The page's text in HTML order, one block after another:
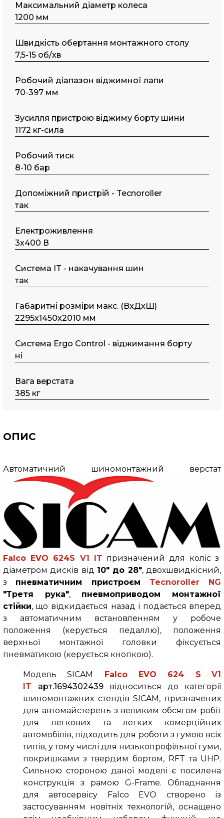
Максимальний діаметр колеса
1200 мм
Швидкість обертання монтажного столу
7,5-15 об/хв
Робочий діапазон віджимної лапи
70-397 мм
Зусилля пристрою віджиму борту шини
1172 кг-сила
Робочий тиск
8-10 бар
Допоміжний пристрій - Tecnoroller
так
Електроживлення
3х400 В
Система IT - накачування шин
так
Габаритні розміри макс. (ВxДxШ)
2295х1450х2010 мм
Система Ergo Control - віджимання борту
ні
Вага верстата
385 кг
ОПИС
Автоматичний шиномонтажний верстат
Falco EVO 624S V1 IT призначений для коліс з
діаметром дисків від 10" до 28", двохшвидкісний,
з пневматичним пристроєм Tecnoroller NG
"Третя рука", пневмоприводом монтажної
стійки, що відкидається назад і подається вперед
з автоматичним встановленням у робоче
положення (керується педаллю), положення
верхньої монтажної головки фіксується
пневматикою (керується кнопкою).
Модель SICAM Falco EVO 624 S
V1
IT
арт.1694302439
відноситься до категорії
шиномонтажних стендів SICAM, призначених
для автомайстерень з великим обсягом робіт
для легкових та легких комерційних
автомобілів, підходить для роботи з гумою всіх
типів, у тому числі для низькопрофільної гуми,
покришками з твердим бортом, RFT та UHP.
Сильною стороною даної моделі є посилена
конструкція з рамою G-Frame. Обладнання
для автосервісу Falco EVO створено із
застосуванням новітніх технологій, оснащено